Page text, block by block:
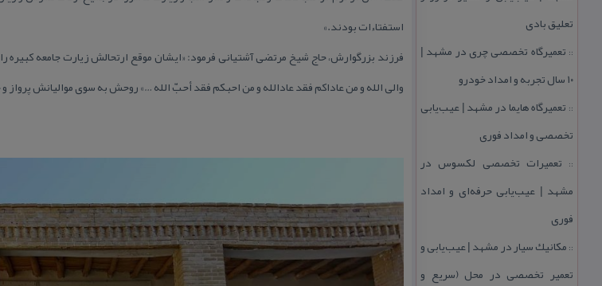
تعلیق بادی
:: تعمیرگاه تخصصی چری در مشهد |
۱۰ سال تجربه و امداد خودرو
:: تعمیرگاه هایما در مشهد | عیب‌یابی
تخصصی و امداد فوری
:: تعمیرات تخصصی لكسوس در
مشهد | عیب‌یابی حرفه‌ای و امداد
فوری
:: مكانیك سیار در مشهد | عیب‌یابی و
تعمیر تخصصی در محل (سریع و
استفتاءات بودند.»
فرزند بزرگوارش، حاج شیخ مرتضی آشتیانی فرمود: «ایشان موقع ارتحالش زیارت جامعه كبیره
والی الله و من عاداكم فقد عادالله و من احبكم فقد أحبّ الله …» روحش به سوی موالیانش